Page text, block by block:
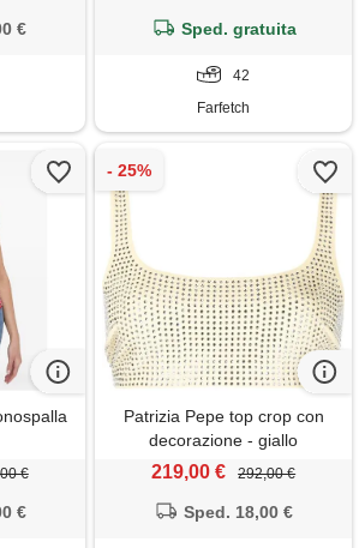
€ Sped. gratuita
42
Farfetch
€
€
Patrizia Pepe top crop con
decorazione - giallo
219,00 € 292,00 €
Sped. 18,00 €